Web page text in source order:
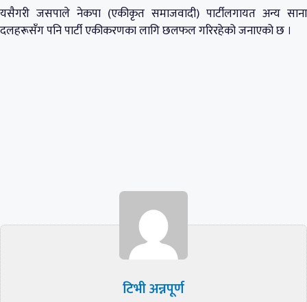
यसैगरी जसपाले नेकपा (एकीकृत समाजवादी) पार्टीलगायत अन्य साना
दलहरूसँग पनि पार्टी एकीकरणका लागि छलफल गरिरहेको जनाएको छ ।
टिभी अन्नपूर्ण